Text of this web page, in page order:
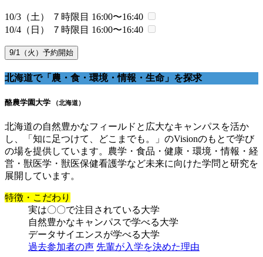
10/3（土） ７時限目 16:00〜16:40
10/4（日） ７時限目 16:00〜16:40
9/1（火）予約開始
北海道で「農・食・環境・情報・生命」を探求
酪農学園大学 （北海道）
北海道の自然豊かなフィールドと広大なキャンパスを活か
し、「知に足つけて、どこまでも。」のVisionのもとで学び
の場を提供しています。農学・食品・健康・環境・情報・経
営・獣医学・獣医保健看護学など未来に向けた学問と研究を
展開しています。
特徴・こだわり
実は〇〇で注目されている大学
自然豊かなキャンパスで学べる大学
データサイエンスが学べる大学
過去参加者の声 先輩が入学を決めた理由